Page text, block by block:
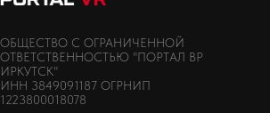
ОБЩЕСТВО С ОГРАНИЧЕННОЙ
ОТВЕТСТВЕННОСТЬЮ "ПОРТАЛ ВР
ИРКУТСК"
ИНН 3849091187 ОГРНИП
1223800018078